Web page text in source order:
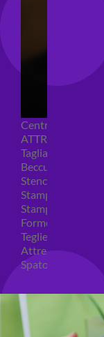
Centrini e
ATTREZZI PER
Tagliapasta
Beccucci e Sac à
Stencil per torte
Stampi ad
Stampi in silicone
Forme per
Teglie per torte
Attrezzi cake
Spatole ed